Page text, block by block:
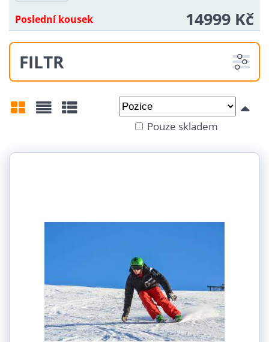
Poslední kousek 14999 Kč
FILTR
Do:
Velikost:
Pouze skladem